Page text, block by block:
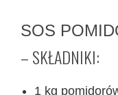
SOS
– SKŁADNIKI:
1 kg